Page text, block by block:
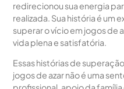
redirecionou sua energia
realizada. Sua história é um
superar o vício em jogos de
vida plena e satisfatória.
Essas histórias de
jogos de azar não é uma